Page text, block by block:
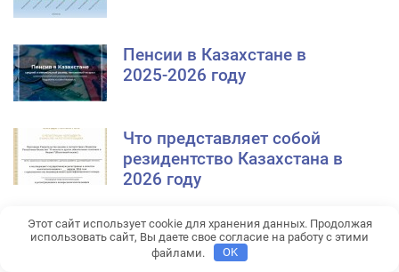
Пенсии в Казахстане в
2025-2026 году
Что представляет собой
резидентство Казахстана в
2026 году
Оформление визы на
Багамы для украинцев и
Этот сайт использует cookie для хранения данных. Продолжая
использовать сайт, Вы даете свое согласие на работу с этими
файлами.
OK